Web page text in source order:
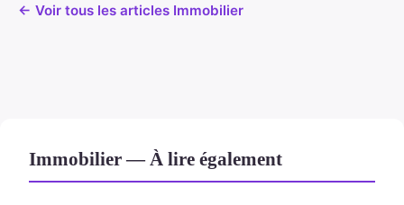
← Voir tous les articles Immobilier
Immobilier — À lire également